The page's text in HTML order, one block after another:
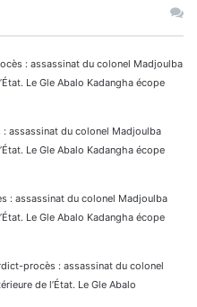
: assassinat du colonel Madjoulba
Le Gle Abalo Kadangha écope
assassinat du colonel Madjoulba
Le Gle Abalo Kadangha écope
: assassinat du colonel Madjoulba
Le Gle Abalo Kadangha écope
procès : assassinat du colonel
de l’État. Le Gle Abalo